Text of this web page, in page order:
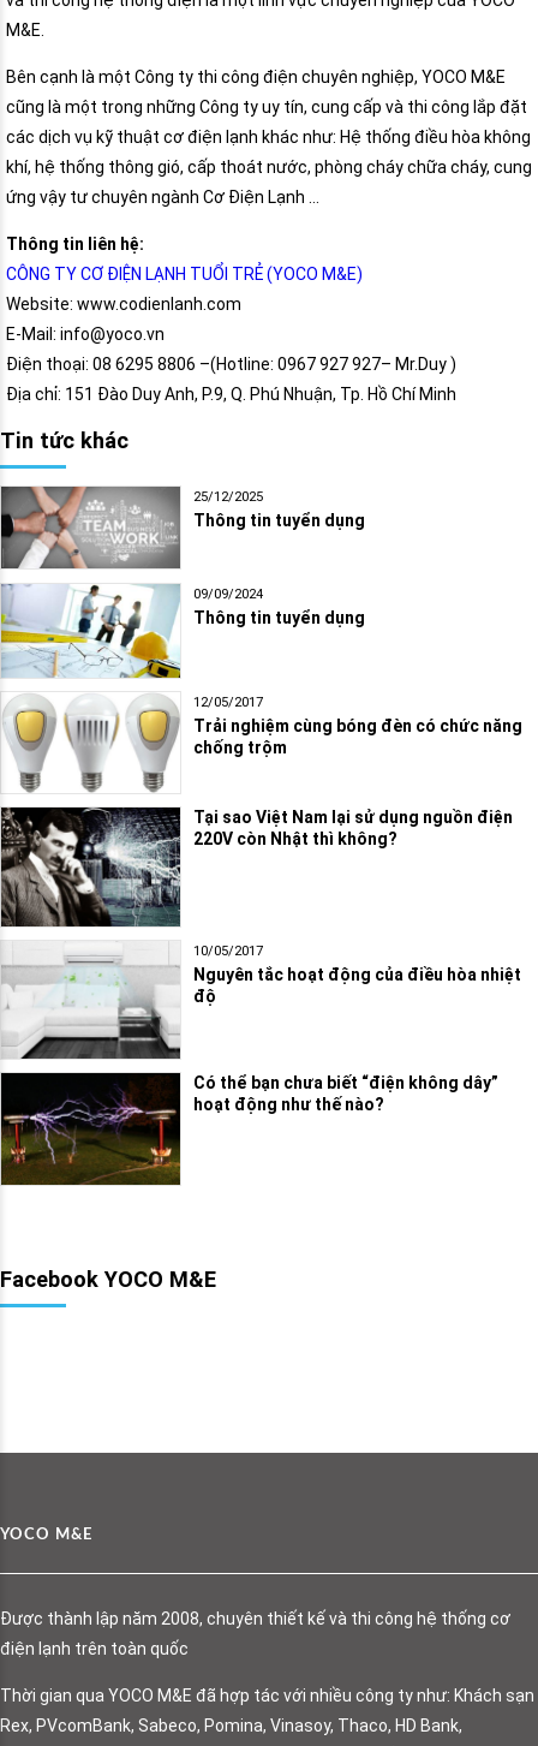
M&E.
Bên cạnh là một Công ty thi công điện chuyên nghiệp, YOCO M&E
cũng là một trong những Công ty uy tín, cung cấp và thi công lắp đặt
các dịch vụ kỹ thuật cơ điện lạnh khác như: Hệ thống điều hòa không
khí, hệ thống thông gió, cấp thoát nước, phòng cháy chữa cháy, cung
ứng vậy tư chuyên ngành Cơ Điện Lạnh …
Thông tin liên hệ:
CÔNG TY CƠ ĐIỆN LẠNH TUỔI TRẺ (YOCO M&E)
Website: www.codienlanh.com
E-Mail: info@yoco.vn
Điện thoại: 08 6295 8806 –(Hotline: 0967 927 927– Mr.Duy )
Địa chỉ: 151 Đào Duy Anh, P.9, Q. Phú Nhuận, Tp. Hồ Chí Minh
Tin tức khác
25/12/2025
Thông tin tuyển dụng
09/09/2024
Thông tin tuyển dụng
12/05/2017
Trải nghiệm cùng bóng đèn có chức năng
chống trộm
Tại sao Việt Nam lại sử dụng nguồn điện
220V còn Nhật thì không?
10/05/2017
Nguyên tắc hoạt động của điều hòa nhiệt
độ
Có thể bạn chưa biết “điện không dây”
hoạt động như thế nào?
Facebook YOCO M&E
YOCO M&E
Được thành lập năm 2008, chuyên thiết kế và thi công hệ thống cơ
điện lạnh trên toàn quốc
Thời gian qua YOCO M&E đã hợp tác với nhiều công ty như: Khách sạn
Rex, PVcomBank, Sabeco, Pomina, Vinasoy, Thaco, HD Bank,